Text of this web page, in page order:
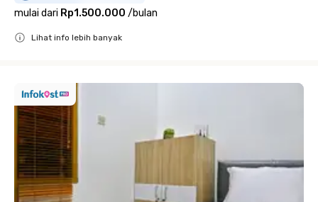
mulai dari Rp1.500.000 /bulan
Lihat info lebih banyak